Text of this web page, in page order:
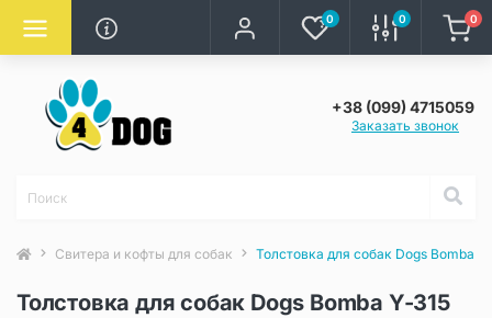
0 0 0
+38 (099) 4715059
Заказать звонок
Свитера и кофты для собак Толстовка для собак Dogs Bomba
Толстовка для собак Dogs Bomba Y-315